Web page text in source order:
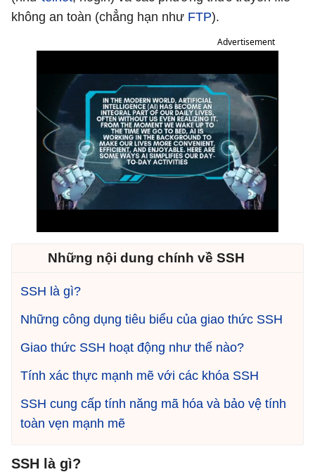
không an toàn (chẳng hạn như FTP).
Advertisement
Những nội dung chính về SSH
SSH là gì?
Những công dụng tiêu biểu của giao thức SSH
Giao thức SSH hoạt động như thế nào?
Tính xác thực mạnh mẽ với các khóa SSH
SSH cung cấp tính năng mã hóa và bảo vệ tính
toàn vẹn mạnh mẽ
SSH là gì?